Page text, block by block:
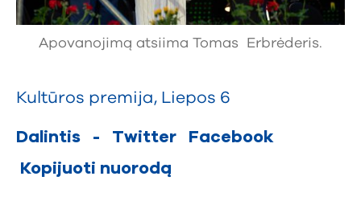
Apovanojimą atsiima Tomas Erbrėderis.
Kultūros premija, Liepos 6
Dalintis - Twitter
Facebook
Kopijuoti nuorodą